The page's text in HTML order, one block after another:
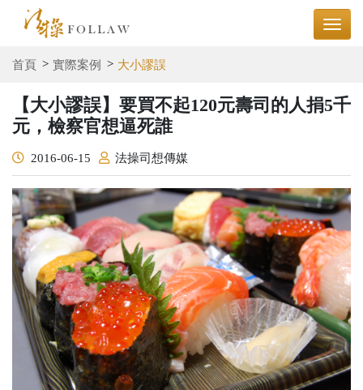
首頁 實際案例 大小謬誤
【大小謬誤】要買不起120元壽司的人捐5千
元，檢察官想逼死誰
2016-06-15 法操司想傳媒